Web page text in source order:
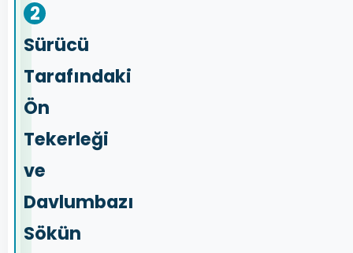
2
Sürücü
Tarafındaki
Ön
Tekerleği
ve
Davlumbazı
Sökün